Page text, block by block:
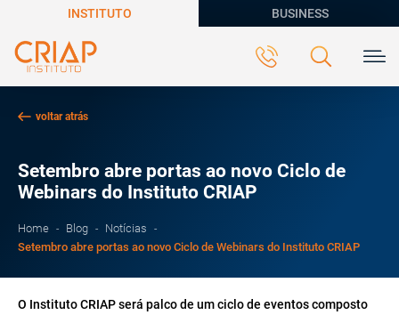
INSTITUTO BUSINESS
voltar atrás
Setembro abre portas ao novo Ciclo de
Webinars do Instituto CRIAP
Home Blog
Notícias
Setembro abre portas ao novo Ciclo de Webinars do Instituto CRIAP
O Instituto CRIAP será palco de um ciclo de eventos composto